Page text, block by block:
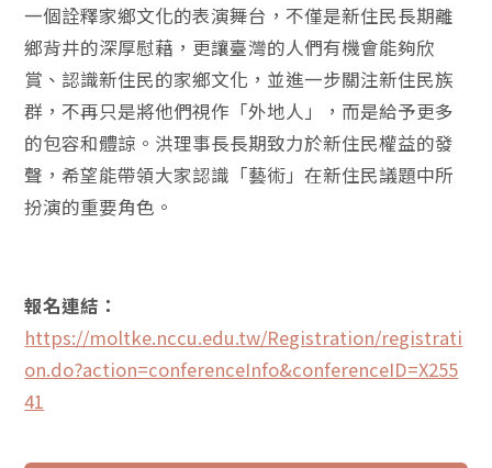
一個詮釋家鄉文化的表演舞台，不僅是新住民長期離
鄉背井的深厚慰藉，更讓臺灣的人們有機會能夠欣
賞、認識新住民的家鄉文化，並進一步關注新住民族
群，不再只是將他們視作「外地人」，而是給予更多
的包容和體諒。洪理事長長期致力於新住民權益的發
聲，希望能帶領大家認識「藝術」在新住民議題中所
扮演的重要角色。
報名連結：
https://moltke.nccu.edu.tw/Registration/registrati
on.do?action=conferenceInfo&conferenceID=X255
41